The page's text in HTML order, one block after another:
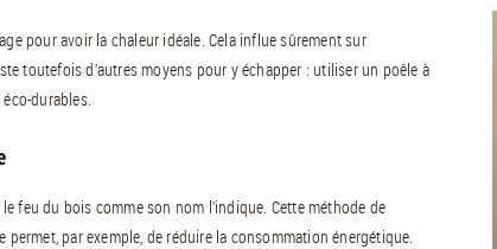
pour avoir la chaleur idéale. Cela influe sûrement sur
toutefois d’autres moyens pour y échapper : utiliser un poêle à
durables.
feu du bois comme son nom l’indique. Cette méthode de
par exemple, de réduire la consommation énergétique.